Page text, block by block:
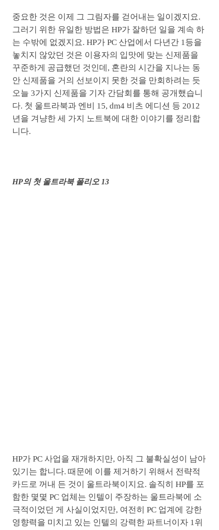
중요한 것은 이제 그 그림자를 걷어내는 일이겠지요.
그러기 위한 유일한 방법은 HP가 잘하던 일을 계속 하
는 수밖에 없겠지요. HP가 PC 산업에서 다년간 1등을
놓치지 않았던 것은 이용자의 입맛에 맞는 신제품을
꾸준하게 공급했던 것인데, 혼란의 시간을 지나는 동
안 신제품을 거의 선보이지 못한 것을 만회하려는 듯
오늘 3가지 신제품을 기자 간담회를 통해 공개했습니
다. 첫 울트라북과 엔비 15, dm4 비츠 에디션 등 2012
년을 겨냥한 세 가지 노트북에 대한 이야기를 정리합
니다.
HP의 첫 울트라북 폴리오 13
HP가 PC 사업을 재개하지만, 아직 그 불확실성이 남아
있기는 합니다. 때문에 이를 제거하기 위해서 전략적
카드로 꺼내 든 것이 울트라북이지요. 솔직히 HP를 포
함한 몇몇 PC 업체는 인텔이 주장하는 울트라북에 소
극적이었던 게 사실이었지만, 여전히 PC 업계에 강한
영향력을 미치고 있는 인텔의 강력한 파트너이자 1위